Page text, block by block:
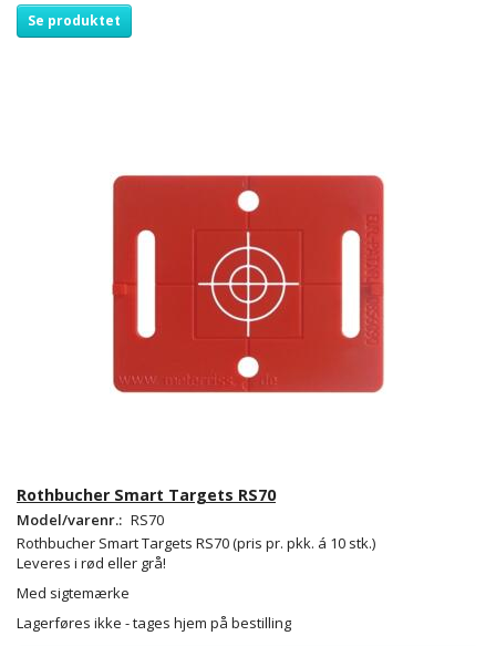
Se produktet
Rothbucher Smart Targets RS70
Model/varenr.: RS70
Rothbucher Smart Targets RS70(pris pr. pkk. á 10 stk.)
Leveres i rød eller grå!
Med sigtemærke
Lagerføres ikke - tages hjem på bestilling